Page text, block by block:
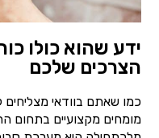
ידע שהוא כולו
הצרכים שלכם
כמו שאתם בוודאי
מומחים מקצועיים